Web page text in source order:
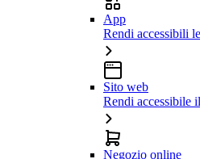
App
Rendi accessibili
Sito web
Rendi accessibile
Negozio online